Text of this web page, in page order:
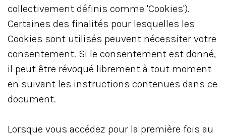
collectivement définis comme 'Cookies').
Certaines des finalités pour lesquelles les
Cookies sont utilisés peuvent nécessiter votre
consentement. Si le consentement est donné,
il peut être révoqué librement à tout moment
en suivant les instructions contenues dans ce
document.
Lorsque vous accédez pour la première fois au